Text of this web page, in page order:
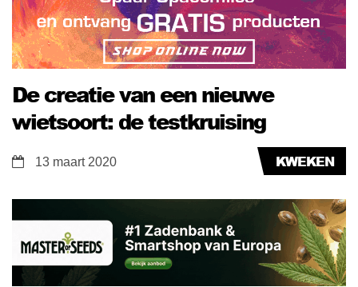
De creatie van een nieuwe
wietsoort: de testkruising
KWEKEN
13 maart 2020